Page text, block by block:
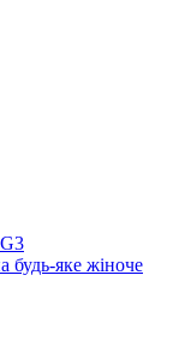
будь-яке жіноче